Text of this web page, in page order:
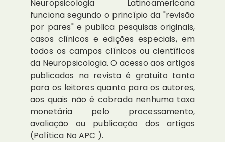
Neuropsicologia Latinoamericana
funciona segundo o princípio da "revisão
por pares" e publica pesquisas originais,
casos clínicos e edições especiais, em
todos os campos clínicos ou científicos
da Neuropsicologia. O acesso aos artigos
publicados na revista é gratuito tanto
para os leitores quanto para os autores,
aos quais não é cobrada nenhuma taxa
monetária pelo processamento,
avaliação ou publicação dos artigos
(Política No APC ).